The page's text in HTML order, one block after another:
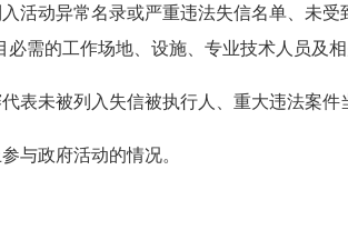
活动异常名录或严重违法失信名单、未
需的工作场地、设施、专业技术人员及相
表未被列入失信被执行人、重大违法案件
与政府活动的情况。